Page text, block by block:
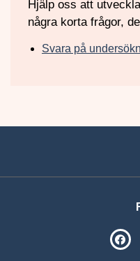
Hjälp oss att
några korta frågor,
Svara på